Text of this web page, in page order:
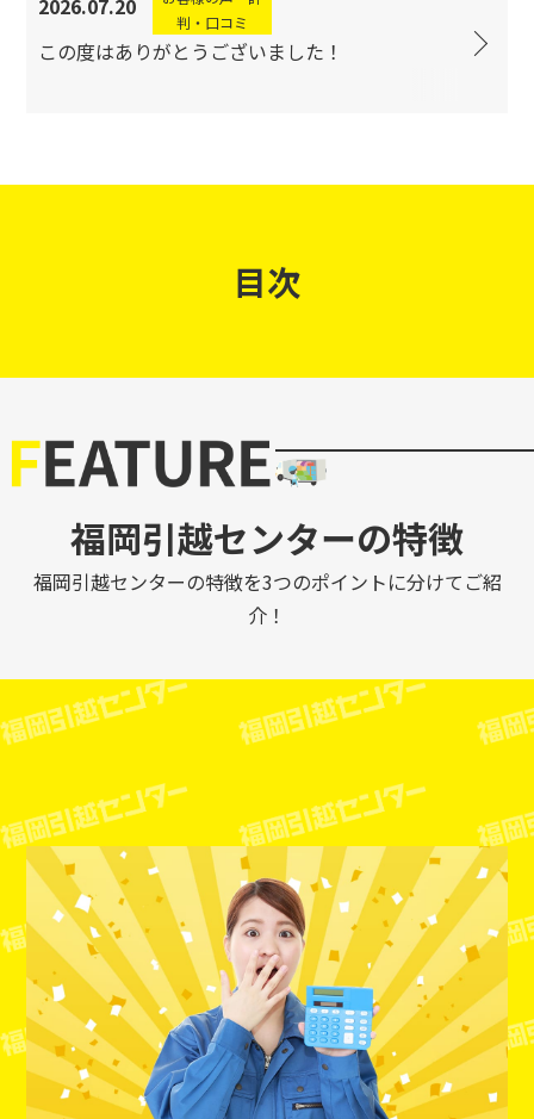
2026.07.20
判・口コミ
この度はありがとうございました！
目次
福岡引越センターの特徴
福岡引越センターの特徴を3つのポイントに分けてご紹
介！